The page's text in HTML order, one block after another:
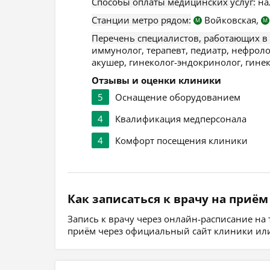
Станции метро рядом:
М Войковская, М
Перечень специалистов, работающих
иммунолог, терапевт, педиатр,
акушер, гинеколог-эндокринолог,
Отзывы и оценки клиники
5
Оснащение оборудованием
4
Квалификация медперсонала
4
Комфорт посещения клиники
Как записаться к врачу на приём
Запись к врачу через онлайн-расписание
приём через официальный сайт клиники